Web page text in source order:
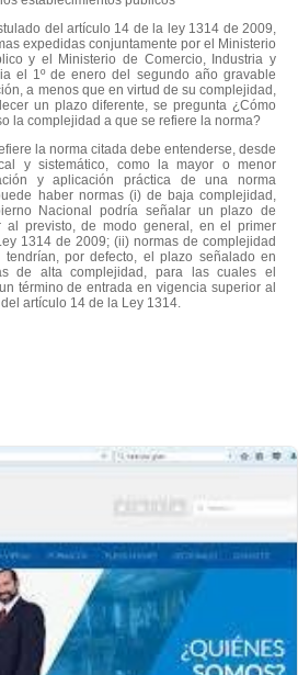
del artículo 14 de la ley 1314 de 2009,
expedidas conjuntamente por el Ministerio
y el Ministerio de Comercio, Industria y
el 1º de enero del segundo año gravable
a menos que en virtud de su complejidad,
un plazo diferente, se pregunta ¿Cómo
la complejidad a que se refiere la norma?
la norma citada debe entenderse, desde
y sistemático, como la mayor o menor
y aplicación práctica de una norma
haber normas (i) de baja complejidad,
Nacional podría señalar un plazo de
al previsto, de modo general, en el primer
1314 de 2009; (ii) normas de complejidad
por defecto, el plazo señalado en
de alta complejidad, para las cuales el
término de entrada en vigencia superior al
artículo 14 de la Ley 1314.